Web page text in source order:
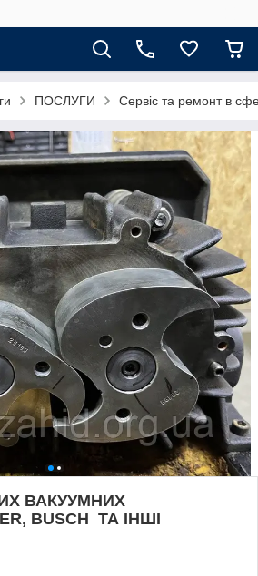
ПОСЛУГИ Сервіс та ремонт в
ВАКУУМНИХ
BUSCH ТА ІНШІ